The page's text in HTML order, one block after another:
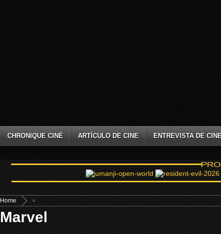
CHRONIQUE CINÉ ARTÍCULO DE CINE ENTREVISTA DE
Home »
Marvel